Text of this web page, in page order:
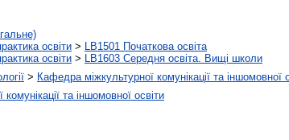
освіти > LB1501 Початкова освіта
освіти > LB1603 Середня освіта. Вищі школи
> Кафедра міжкультурної комунікації та іншомовної
та іншомовної освіти